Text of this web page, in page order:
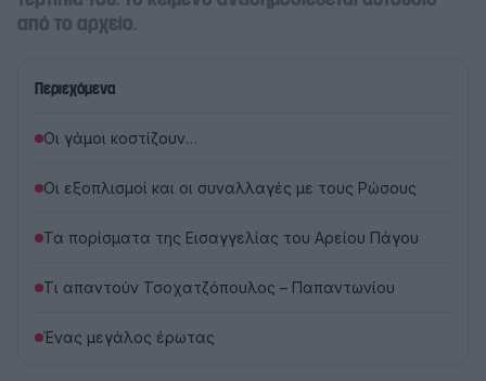
από το αρχείο.
Περιεχόμενα
Οι γάμοι κοστίζουν…
Οι εξοπλισμοί και οι συναλλαγές με τους Ρώσους
Τα πορίσματα της Εισαγγελίας του Αρείου Πάγου
Τι απαντούν Τσοχατζόπουλος – Παπαντωνίου
Ένας μεγάλος έρωτας